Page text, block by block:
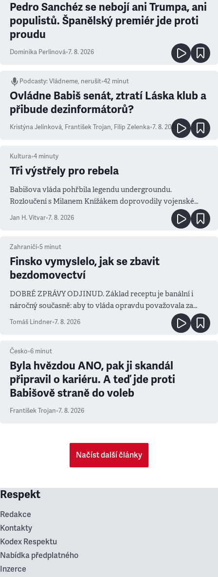
Pedro Sanchéz se nebojí ani Trumpa, ani
populistů. Španělský premiér jde proti
proudu
Dominika Perlínová•7. 8. 2026
Podcasty:Vládneme, nerušit•42 minut
Ovládne Babiš senát, ztratí Láska klub a
přibude dezinformátorů?
Kristýna Jelínková, František Trojan, Filip Zelenka•7. 8. 2026
Kultura•4 minuty
Tři výstřely pro rebela
Babišova vláda pohřbila legendu undergroundu.
Rozloučení s Milanem Knížákem doprovodily vojenské
salvy i kritika pokrokářů
Jan H. Vitvar•7. 8. 2026
Zahraničí•5 minut
Finsko vymyslelo, jak se zbavit
bezdomovectví
DOBRÉ ZPRÁVY ODJINUD. Základ receptu je banální i
náročný současně: aby to vláda opravdu považovala za
prioritu
Tomáš Lindner•7. 8. 2026
Česko•6 minut
Byla hvězdou ANO, pak ji skandál
připravil o kariéru. A teď jde proti
Babišově straně do voleb
František Trojan•7. 8. 2026
Načíst další články
Respekt
Redakce
Kontakty
Kodex Respektu
Nabídka předplatného
Inzerce